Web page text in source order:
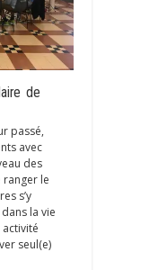
de
passé,
avec
des
ranger le
s’y
la vie
activité
seul(e)